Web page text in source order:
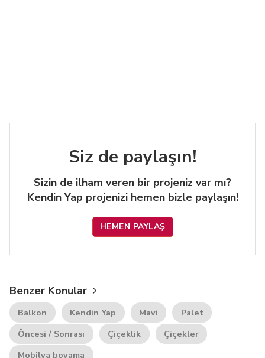
Siz de paylaşın!
Sizin de ilham veren bir projeniz var mı?
Kendin Yap projenizi hemen bizle paylaşın!
HEMEN PAYLAŞ
Benzer Konular
Balkon Kendin Yap Mavi
Palet
Öncesi / Sonrası
Çiçeklik
Çiçekler
Mobilya boyama